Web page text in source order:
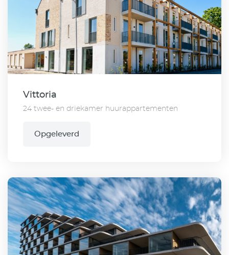
Vittoria
24 twee- en driekamer huurappartementen
Opgeleverd